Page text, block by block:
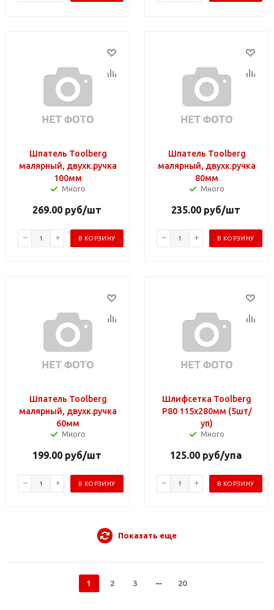
Шпатель Toolberg
малярный, двухк.ручка
100мм
Много
269.00руб/шт
В КОРЗИНУ
Шпатель Toolberg
малярный, двухк.ручка
80мм
Много
235.00руб/шт
В КОРЗИНУ
Шпатель Toolberg
малярный, двухк.ручка
60мм
Много
199.00руб/шт
В КОРЗИНУ
Шлифсетка Toolberg
P80 115х280мм (5шт/
уп)
Много
125.00руб/упа
В КОРЗИНУ
Показать еще
1 2 3 20